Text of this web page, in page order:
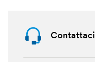
Contattaci